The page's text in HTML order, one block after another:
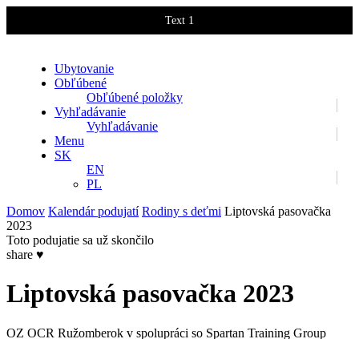
Text 1
Ubytovanie
Obľúbené
Obľúbené položky
Vyhľadávanie
Vyhľadávanie
Menu
SK
EN
PL
Domov Kalendár podujatí Rodiny s deťmi Liptovská pasovačka
2023
Toto podujatie sa už skončilo
share ♥
Liptovská pasovačka 2023
OZ OCR Ružomberok v spolupráci so Spartan Training Group